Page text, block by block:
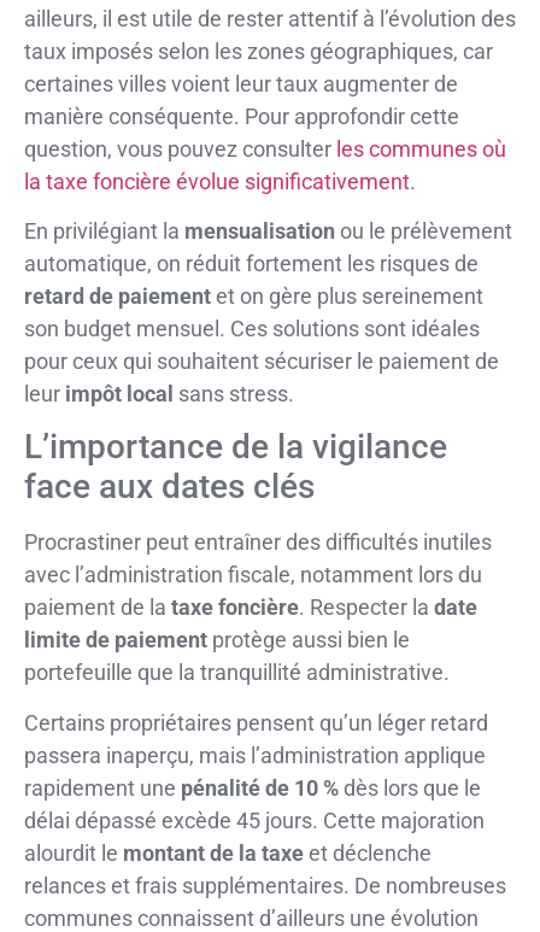
ailleurs, il est utile de rester attentif à l’évolution des
taux imposés selon les zones géographiques, car
certaines villes voient leur taux augmenter de
manière conséquente. Pour approfondir cette
question, vous pouvez consulter les communes où
la taxe foncière évolue significativement.
En privilégiant la mensualisation ou le prélèvement
automatique, on réduit fortement les risques de
retard de paiementet on gère plus sereinement
son budget mensuel. Ces solutions sont idéales
pour ceux qui souhaitent sécuriser le paiement de
leur impôt local sans stress.
L’importance de la vigilance
face aux dates clés
Procrastiner peut entraîner des difficultés inutiles
avec l’administration fiscale, notamment lors du
paiement de la taxe foncière. Respecter la date
limite de paiement protège aussi bien le
portefeuille que la tranquillité administrative.
Certains propriétaires pensent qu’un léger retard
passera inaperçu, mais l’administration applique
rapidement une pénalité de 10 % dès lors que le
délai dépassé excède 45 jours. Cette majoration
alourdit le montant de la taxeet déclenche
relances et frais supplémentaires. De nombreuses
communes connaissent d’ailleurs une évolution